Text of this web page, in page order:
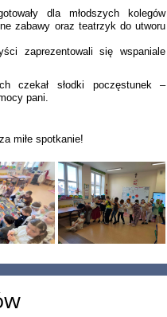
dla młodszych kolegów
zabawy oraz teatrzyk do utworu
zaprezentowali się wspaniale
czekał słodki poczęstunek –
pani.
miłe spotkanie!